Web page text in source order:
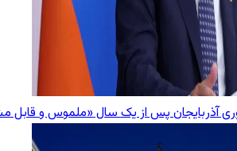
آذربایجان پس از یک سال «ملموس و